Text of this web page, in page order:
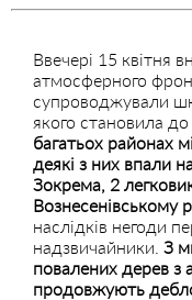
Ввечері 15 квітня
атмосферного
супроводжували
якого становила
багатьох районах
деякі з них впали
Зокрема, 2
Вознесенівському
наслідків негоди
надзвичайники. З
повалених дерев з
продовжують